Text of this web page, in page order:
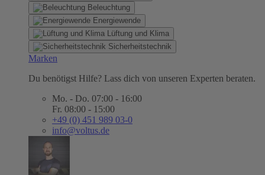
Beleuchtung
Energiewende
Lüftung und Klima
Sicherheitstechnik
Marken
Du benötigst Hilfe? Lass dich von unseren Experten beraten.
Mo. - Do. 07:00 - 16:00
Fr. 08:00 - 15:00
+49 (0) 451 989 03-0
info@voltus.de